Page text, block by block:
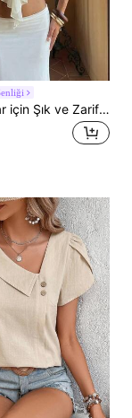
Aloruh Kadınlar için Şık ve Zarif Düz Renk V Yaka Fırfır Detaylı Kısa Kollu Bluz, Müzik Festivalleri, Tatil ve Çeşitli Etkinlikler İçin Uygun, Şeffaf Katmanlı Fırfır Detaylı Kısa Bluz